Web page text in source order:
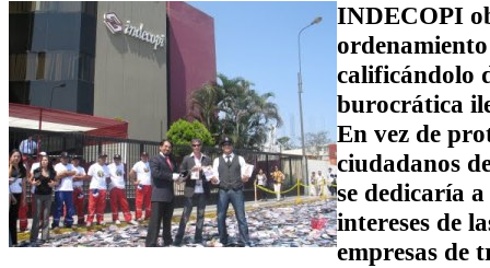
INDECOPI
calificándolo
burocrática
En vez de
ciudadanos
se dedicaría
intereses de
empresas de